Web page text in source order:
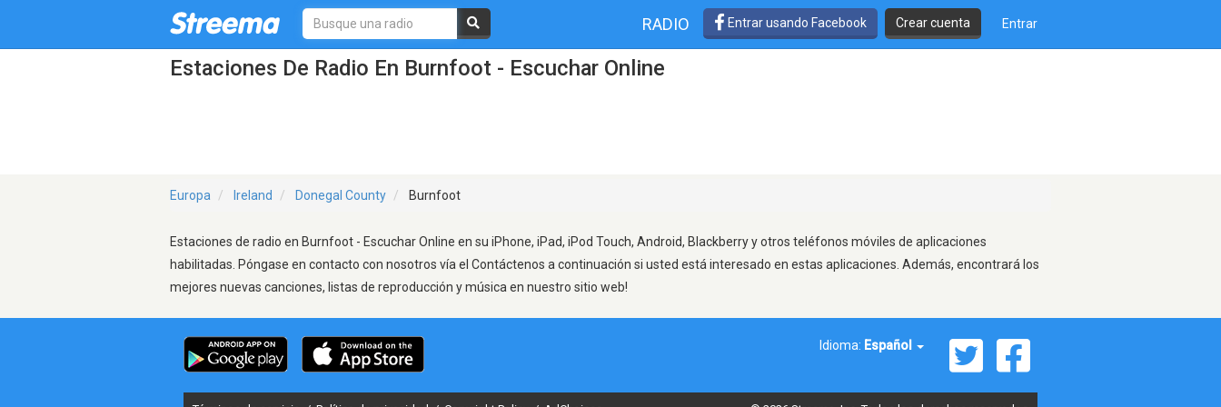
RADIO Entrar usando Facebook Crear cuenta Entrar
Estaciones De Radio En Burnfoot - Escuchar Online
Europa Ireland Donegal County Burnfoot
Estaciones de radio en Burnfoot - Escuchar Online en su iPhone, iPad, iPod Touch, Android, Blackberry y otros teléfonos móviles de aplicaciones
habilitadas. Póngase en contacto con nosotros vía el Contáctenos a continuación si usted está interesado en estas aplicaciones. Además, encontrará los
mejores nuevas canciones, listas de reproducción y música en nuestro sitio web!
Idioma: Español